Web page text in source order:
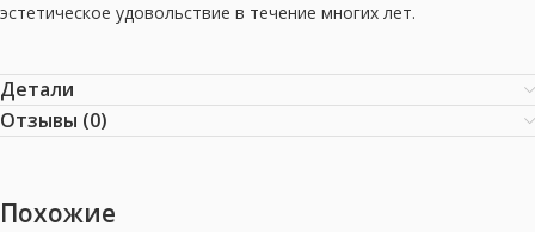
эстетическое удовольствие в течение многих лет.
Детали
Отзывы (0)
Похожие